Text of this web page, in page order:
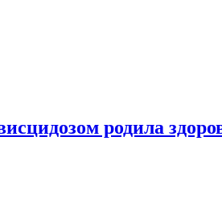
родила